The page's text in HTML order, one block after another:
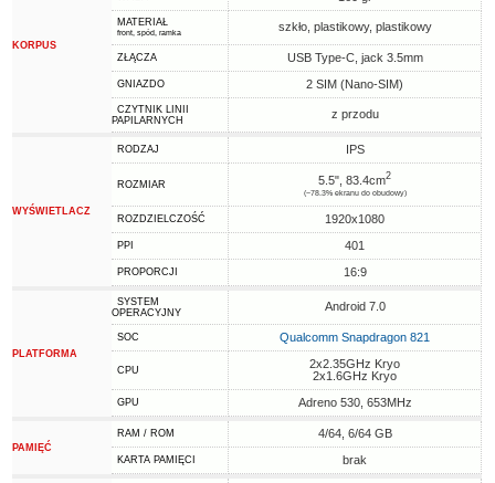
KORPUS
MATERIAŁ
front, spód, ramka szkło, plastikowy, plastikowy
ZŁĄCZA USB Type-C, jack 3.5mm
GNIAZDO 2 SIM (Nano-SIM)
CZYTNIK LINII
PAPILARNYCH
z przodu
WYŚWIETLACZ
RODZAJ IPS
ROZMIAR 5.5", 83.4cm2
(~78.3% ekranu do obudowy)
ROZDZIELCZOŚĆ 1920x1080
PPI 401
PROPORCJI 16:9
PLATFORMA
SYSTEM
OPERACYJNY
Android 7.0
SOC Qualcomm Snapdragon 821
CPU
2x2.35GHz Kryo
2x1.6GHz Kryo
GPU Adreno 530, 653MHz
PAMIĘĆ
RAM / ROM 4/64, 6/64 GB
KARTA PAMIĘCI brak